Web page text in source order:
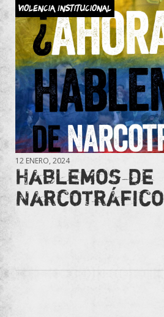
Violencia Institucional
12 ENERO, 2024
Hablemos de
Narcotráfico